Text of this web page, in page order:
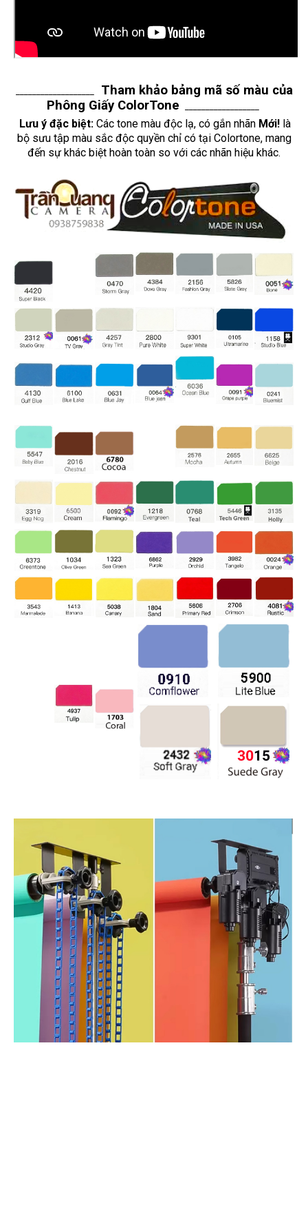
Tham khảo bảng mã số màu của
Phông Giấy ColorTone
Lưu ý đặc biệt: Các tone màu độc lạ, có gắn nhãn Mới! là
bộ sưu tập màu sắc độc quyền chỉ có tại Colortone, mang
đến sự khác biệt hoàn toàn so với các nhãn hiệu khác.